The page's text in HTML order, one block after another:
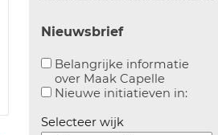
Nieuwsbrief
Belangrijke informatie
over Maak Capelle
Aanvinken om belangrijke
Nieuwe initiatieven in:
Selecteer wijk